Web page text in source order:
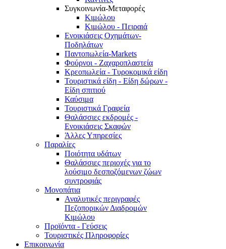
Συγκοινωνία-Μεταφορές
Κιμώλου
Κιμώλου - Πειραιά
Ενοικιάσεις Οχημάτων-
Ποδηλάτων
Παντοπωλεία-Markets
Φούρνοι - Ζαχαροπλαστεία
Κρεοπωλεία - Τυροκομικά είδη
Τουριστικά είδη - Είδη δώρων -
Είδη σπιτιού
Καύσιμα
Τουριστικά Γραφεία
Θαλάσσιες εκδρομές -
Ενοικιάσεις Σκαφών
Άλλες Υπηρεσίες
Παραλίες
Ποιότητα υδάτων
Θαλάσσιες περιοχές για το
λούσιμο δεσποζόμενων ζώων
συντροφιάς
Μονοπάτια
Αναλυτικές περιγραφές
Πεζοπορικών Διαδρομών
Κιμώλου
Προϊόντα - Γεύσεις
Τουριστικές Πληροφορίες
Επικοινωνία